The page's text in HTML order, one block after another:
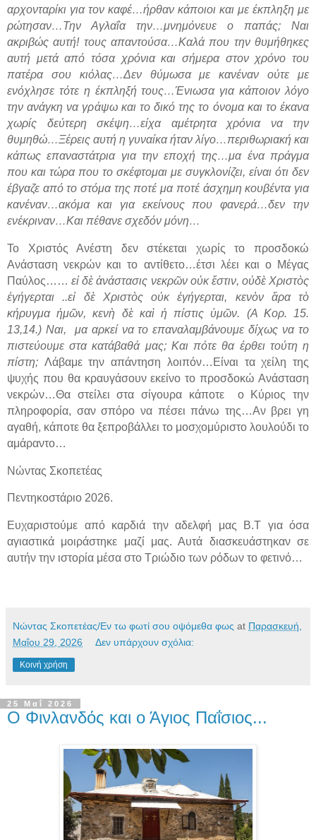
αρχονταρίκι για τον καφέ…ήρθαν κάποιοι και με έκπληξη με
ρώτησαν…Την Αγλαΐα την…μνημόνευε ο παπάς; Ναι
ακριβώς αυτή! τους απαντούσα…Καλά που την θυμήθηκες
αυτή μετά από τόσα χρόνια και σήμερα στον χρόνο του
πατέρα σου κιόλας…Δεν θύμωσα με κανέναν ούτε με
ενόχλησε τότε η έκπληξή τους…Ένιωσα για κάποιον λόγο
την ανάγκη να γράψω και το δικό της το όνομα και το έκανα
χωρίς δεύτερη σκέψη…είχα αμέτρητα χρόνια να την
θυμηθώ…Ξέρεις αυτή η γυναίκα ήταν λίγο…περιθωριακή και
κάπως επαναστάτρια για την εποχή της…μα ένα πράγμα
που και τώρα που το σκέφτομαι με συγκλονίζει, είναι ότι δεν
έβγαζε από το στόμα της ποτέ μα ποτέ άσχημη κουβέντα για
κανέναν…ακόμα και για εκείνους που φανερά…δεν την
ενέκριναν…Και πέθανε σχεδόν μόνη…
Το Χριστός Ανέστη δεν στέκεται χωρίς το προσδοκώ
Ανάσταση νεκρών και το αντίθετο…έτσι λέει και ο Μέγας
Παύλος……εἰ δὲ ἀνάστασις νεκρῶν οὐκ ἔστιν, οὐδὲ Χριστὸς
ἐγήγερται ..εἰ δὲ Χριστὸς οὐκ ἐγήγερται, κενὸν ἄρα τὸ
κήρυγμα ἡμῶν, κενὴ δὲ καὶ ἡ πίστις ὑμῶν. (Α Κορ. 15.
13,14.) Ναι,
μα αρκεί να το επαναλαμβάνουμε δίχως να το
πιστεύουμε στα κατάβαθά μας; Και πότε θα έρθει τούτη η
πίστη; Λάβαμε την απάντηση λοιπόν…Είναι τα χείλη της
ψυχής που θα κραυγάσουν εκείνο το προσδοκώ Ανάσταση
νεκρών…Θα στείλει στα σίγουρα κάποτε
ο Κύριος την
πληροφορία, σαν σπόρο να πέσει πάνω της…Αν βρει γη
αγαθή, κάποτε θα ξεπροβάλλει το μοσχομύριστο λουλούδι το
αμάραντο…
Νώντας Σκοπετέας
Πεντηκοστάριο 2026.
Ευχαριστούμε από καρδιά την αδελφή μας Β.Τ για όσα
αγιαστικά μοιράστηκε μαζί μας. Αυτά διασκευάστηκαν σε
αυτήν την ιστορία μέσα στο Τριώδιο των ρόδων το φετινό…
Νώντας Σκοπετέας/Εν τω φωτί σου οψόμεθα φως at Παρασκευή,
Μαΐου 29, 2026
Δεν υπάρχουν σχόλια:
Κοινή χρήση
25 Μαΐ 2026
Ο Φινλανδός και ο Άγιος Παΐσιος...